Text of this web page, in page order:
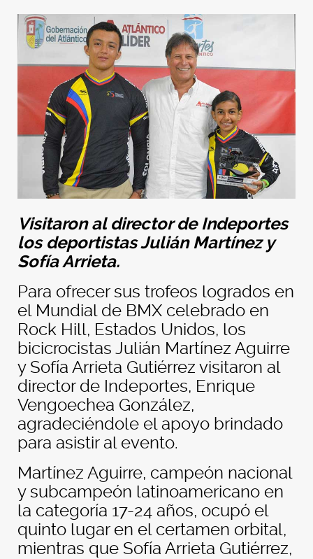
Visitaron al director de Indeportes
los deportistasJulián Martínez y
SofíaArrieta.
Para ofrecer sus trofeos logrados en
el Mundial de BMX celebrado en
Rock Hill, Estados Unidos, los
bicicrocistas Julián Martínez Aguirre
y Sofía Arrieta Gutiérrez visitaron al
director de Indeportes, Enrique
Vengoechea González,
agradeciéndole el apoyo brindado
para asistir al evento.
Martínez Aguirre, campeón nacional
y subcampeón latinoamericano en
la categoría 17-24 años, ocupó el
quinto lugar en el certamen orbital,
mientras que Sofía Arrieta Gutiérrez,